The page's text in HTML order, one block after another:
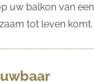
uw balkon van een
tot leven komt.